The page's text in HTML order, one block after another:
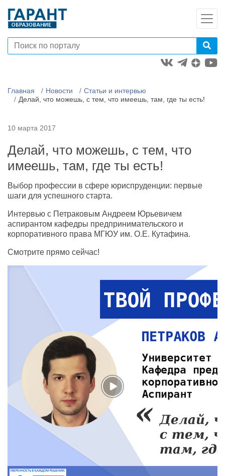
Главная Новости
Статьи и интервью
Делай, что можешь, с тем, что имеешь, там, где ты есть!
10 марта 2017
Делай, что можешь, с тем, что
имеешь, там, где ты есть!
ыбор профессии в сфере юриспруденции: первые
шаги для успешного старта.
Интервью с Петраковым Андреем Юрьевичем
аспирантом кафедры предпринимательского и
корпоративного права МГЮУ им. О.Е. Кутафина.
Смотрите прямо сейчас!